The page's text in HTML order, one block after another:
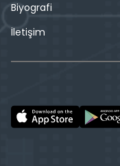
Biyografi
İletişim